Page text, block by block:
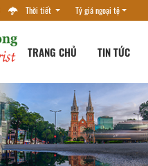
Thời tiết Tỷ giá ngoại tệ
TRANG CHỦ TIN TỨC